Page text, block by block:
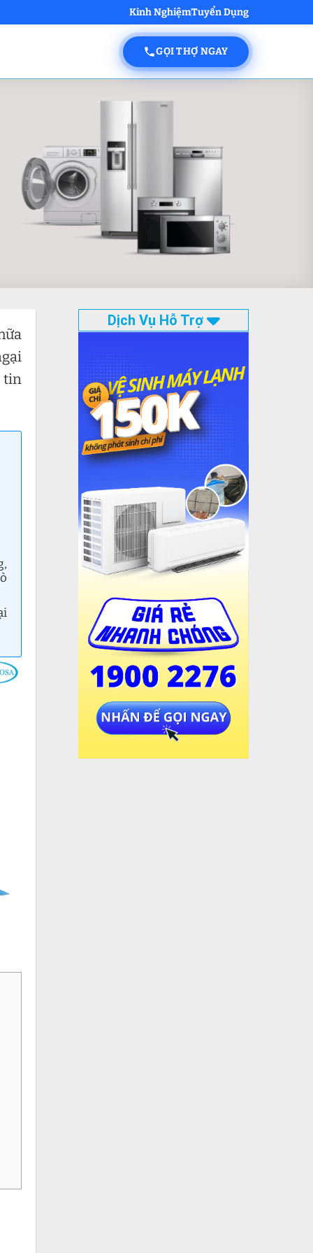
Kinh NghiệmTuyển Dụng
GỌI THỢ NGAY
tin
Dịch Vụ Hỗ Trợ